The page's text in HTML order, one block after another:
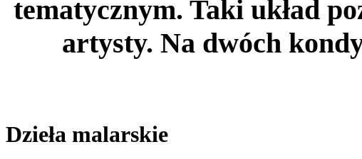
tematycznym. Taki układ
artysty. Na dwóch
Dzieła malarskie